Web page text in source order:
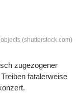
(shutterstock.com)
zugezogener
fatalerweise